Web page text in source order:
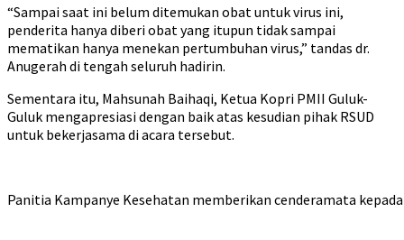
“Sampai saat ini belum ditemukan obat untuk virus ini,
penderita hanya diberi obat yang itupun tidak sampai
mematikan hanya menekan pertumbuhan virus,” tandas dr.
Anugerah di tengah seluruh hadirin.
Sementara itu, Mahsunah Baihaqi, Ketua Kopri PMII Guluk-
Guluk mengapresiasi dengan baik atas kesudian pihak RSUD
untuk bekerjasama di acara tersebut.
Panitia Kampanye Kesehatan memberikan cenderamata